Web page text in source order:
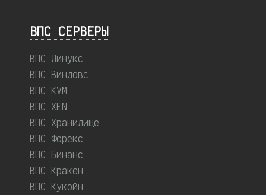
ВПС СЕРВЕРЫ
ВПС Линукс
ВПС Виндовс
ВПС KVM
ВПС XEN
ВПС Хранилище
ВПС Форекс
ВПС Бинанс
ВПС Кракен
ВПС Кукойн